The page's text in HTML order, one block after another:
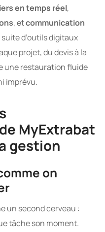
en temps réel,
, etcommunication
suite d’outils digitaux
projet, du devis à la
une restauration fluide
imprévu.
MyExtrabat
gestion
on
un second cerveau :
tâche son moment.